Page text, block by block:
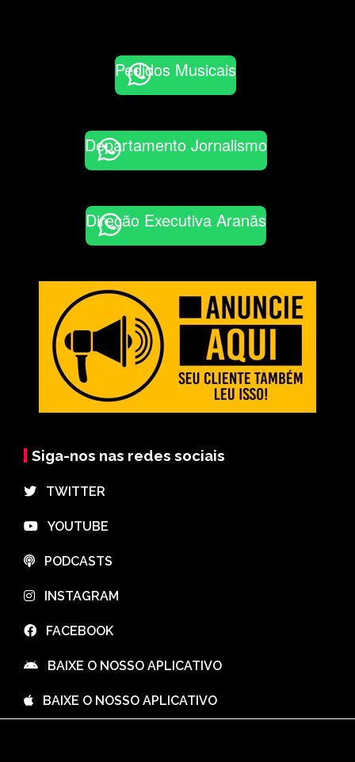
Pedidos Musicais
Departamento Jornalismo
Direção Executiva Aranãs
Siga-nos nas redes sociais
⠀TWITTER
⠀YOUTUBE
⠀PODCASTS
⠀INSTAGRAM
⠀FACEBOOK
⠀BAIXE O NOSSO APLICATIVO
⠀BAIXE O NOSSO APLICATIVO